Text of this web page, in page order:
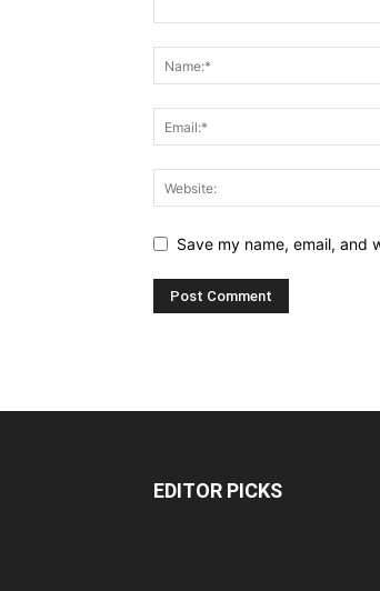
Save my name, email, and
EDITOR PICKS